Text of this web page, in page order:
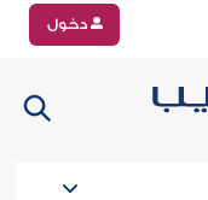
دخول